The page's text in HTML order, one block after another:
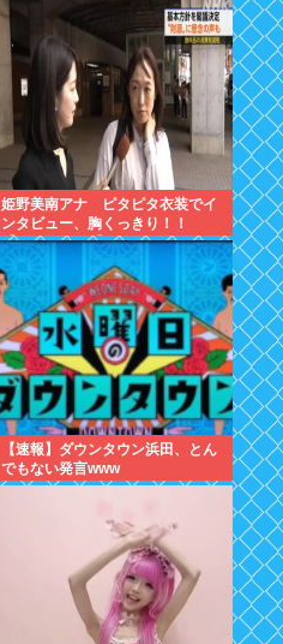
れてきたぞ
姫野美南アナ ピタピタ衣装でイ
ンタビュー、胸くっきり！！
【GIF動画あり】
【速報】ダウンタウン浜田、とん
でもない発言www